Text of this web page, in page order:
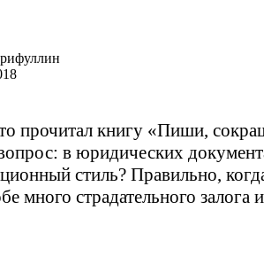
прочитал книгу «Пиши,
в юридических
стиль? Правильно,
много страдательного залога